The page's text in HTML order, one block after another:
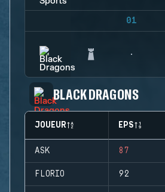
01
BLACK DRAGONS
JOUEUR EPS
ASK 87
FLORIO 92